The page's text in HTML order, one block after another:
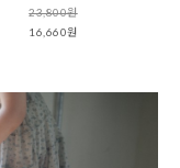
23,800원
16,660원